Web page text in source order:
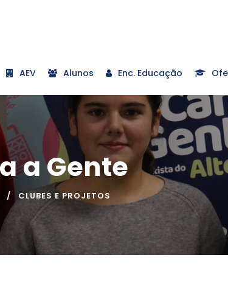
AEV Alunos Enc. Educação
a Gente
CLUBES E PROJETOS